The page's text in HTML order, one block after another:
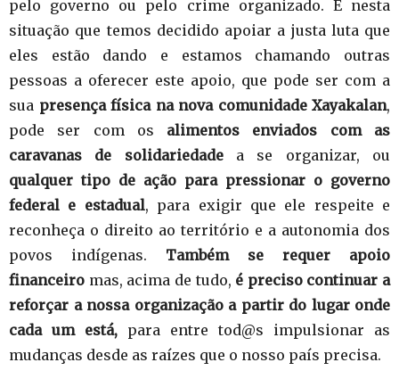
pelo governo ou pelo crime organizado. É nesta
situação que temos decidido apoiar a justa luta que
eles estão dando e estamos chamando outras
pessoas a oferecer este apoio, que pode ser com a
sua presença física na nova comunidade Xayakalan,
pode ser com os alimentos enviados com as
caravanas de solidariedadea se organizar, ou
qualquer tipo de ação para pressionar o governo
federal e estadual, para exigir que ele respeite e
reconheça o direito ao território e a autonomia dos
povos indígenas. Também se requer apoio
financeiro mas, acima de tudo, é preciso continuar a
reforçar a nossa organização a partir do lugar onde
cada um está, para entre tod@s impulsionar as
mudanças desde as raízes que o nosso país precisa.